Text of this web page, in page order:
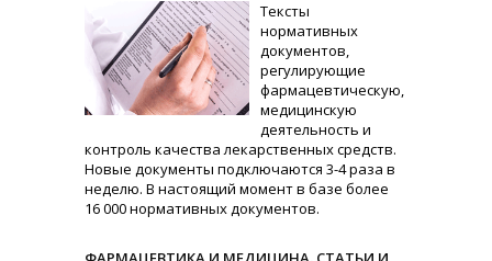
Тексты
нормативных
документов,
регулирующие
фармацевтическую,
медицинскую
деятельность и
контроль качества лекарственных средств.
Новые документы подключаются 3-4 раза в
неделю. В настоящий момент в базе более
16 000 нормативных документов.